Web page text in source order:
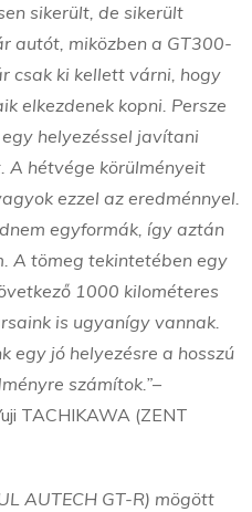
sikerült, de sikerült
autót, miközben a GT300-
csak ki kellett várni, hogy
elkezdenek kopni. Persze
helyezéssel javítani
A hétvége körülményeit
ezzel az eredménnyel.
egyformák, így aztán
A tömeg tekintetében egy
1000 kilométeres
is ugyanígy vannak.
egy jó helyezésre a hosszú
számítok.”–
TACHIKAWA (ZENT
AUTECH GT-R) mögött